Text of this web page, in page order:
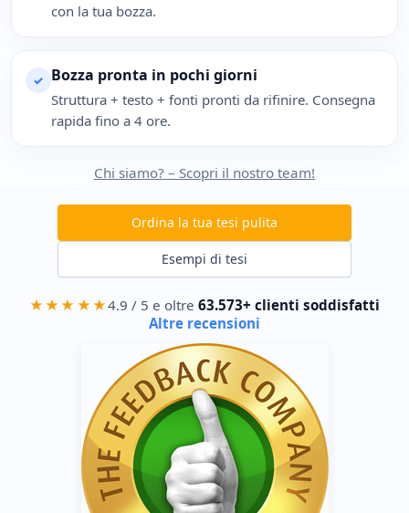
con la tua bozza.
✓ Bozza pronta in pochi giorni
Struttura + testo + fonti pronti da rifinire. Consegna
rapida fino a 4 ore.
Chi siamo? – Scopri il nostro team!
Ordina la tua tesi pulita
Esempi di tesi
★★★★★4.9 / 5 e oltre63.573+ clienti soddisfatti
Altre recensioni